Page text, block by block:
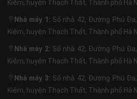
Kiệm, huyện Thạch Thất, Thành phố Hà
Nhà máy 1: Số nhà 42, Đường Phú
Kiệm, huyện Thạch Thất, Thành phố Hà
Nhà máy 2: Số nhà 42, Đường Phú
Kiệm, huyện Thạch Thất, Thành phố Hà
Nhà máy 3: Số nhà 42, Đường Phú
Kiệm, huyện Thạch Thất, Thành phố Hà